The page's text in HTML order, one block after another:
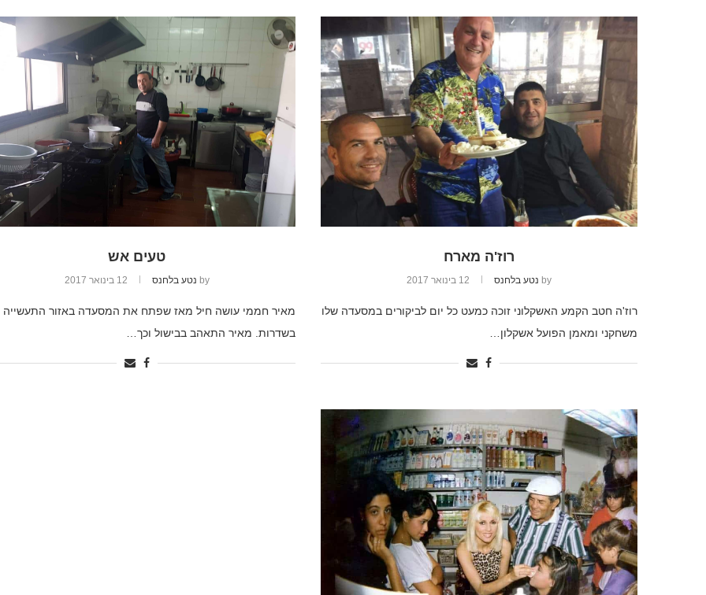
רוז'ה מארח
by נטע בלחנס 12 בינואר 2017
רוז'ה חטב הקמע האשקלוני זוכה כמעט כל יום לביקורים במסעדה שלו
משחקני ומאמן הפועל אשקלון…
טעים אש
by נטע בלחנס 12 בינואר 2017
מאיר חממי עושה חיל מאז שפתח את המסעדה באזור התעשייה
בשדרות. מאיר התאהב בבישול וכך…